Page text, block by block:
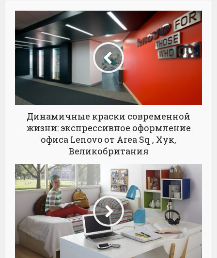
Динамичные краски современной
жизни: экспрессивное оформление
офиса Lenovo от Area Sq , Хук,
Великобритания